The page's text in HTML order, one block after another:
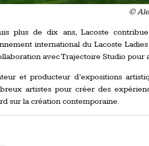
©
plus de dix ans, Lacoste
international du Lacoste
avec Trajectoire Studio
et producteur d’expositions
artistes pour créer des
sur la création contemporaine.